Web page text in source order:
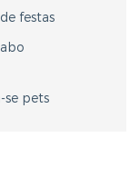
festas
se pets